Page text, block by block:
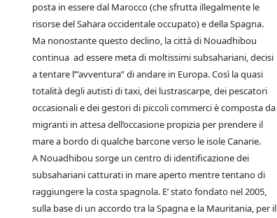
posta in essere dal Marocco (che sfrutta illegalmente le
risorse del Sahara occidentale occupato) e della Spagna.
Ma nonostante questo declino, la città di Nouadhibou
continua ad essere meta di moltissimi subsahariani, decisi
a tentare l’”avventura” di andare in Europa. Così la quasi
totalità degli autisti di taxi, dei lustrascarpe, dei pescatori
occasionali e dei gestori di piccoli commerci è composta da
migranti in attesa dell’occasione propizia per prendere il
mare a bordo di qualche barcone verso le isole Canarie.
A Nouadhibou sorge un centro di identificazione dei
subsahariani catturati in mare aperto mentre tentano di
raggiungere la costa spagnola. E’ stato fondato nel 2005,
sulla base di un accordo tra la Spagna e la Mauritania, per il